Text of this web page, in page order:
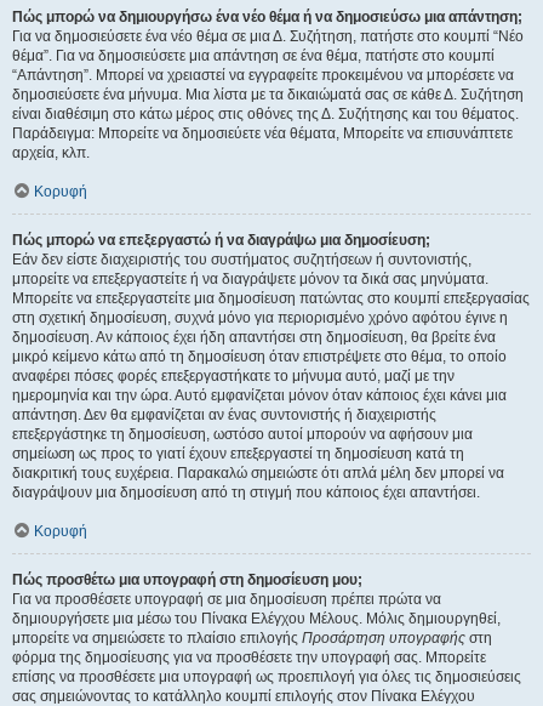
Πώς μπορώ να δημιουργήσω ένα νέο θέμα ή να δημοσιεύσω μια απάντηση;
Για να δημοσιεύσετε ένα νέο θέμα σε μια Δ. Συζήτηση, πατήστε στο κουμπί “Νέο
θέμα”. Για να δημοσιεύσετε μια απάντηση σε ένα θέμα, πατήστε στο κουμπί
“Απάντηση”. Μπορεί να χρειαστεί να εγγραφείτε προκειμένου να μπορέσετε να
δημοσιεύσετε ένα μήνυμα. Μια λίστα με τα δικαιώματά σας σε κάθε Δ. Συζήτηση
είναι διαθέσιμη στο κάτω μέρος στις οθόνες της Δ. Συζήτησης και του θέματος.
Παράδειγμα: Μπορείτε να δημοσιεύετε νέα θέματα, Μπορείτε να επισυνάπτετε
αρχεία, κλπ.
Κορυφή
Πώς μπορώ να επεξεργαστώ ή να διαγράψω μια δημοσίευση;
Εάν δεν είστε διαχειριστής του συστήματος συζητήσεων ή συντονιστής,
μπορείτε να επεξεργαστείτε ή να διαγράψετε μόνον τα δικά σας μηνύματα.
Μπορείτε να επεξεργαστείτε μια δημοσίευση πατώντας στο κουμπί επεξεργασίας
στη σχετική δημοσίευση, συχνά μόνο για περιορισμένο χρόνο αφότου έγινε η
δημοσίευση. Αν κάποιος έχει ήδη απαντήσει στη δημοσίευση, θα βρείτε ένα
μικρό κείμενο κάτω από τη δημοσίευση όταν επιστρέψετε στο θέμα, το οποίο
αναφέρει πόσες φορές επεξεργαστήκατε το μήνυμα αυτό, μαζί με την
ημερομηνία και την ώρα. Αυτό εμφανίζεται μόνον όταν κάποιος έχει κάνει μια
απάντηση. Δεν θα εμφανίζεται αν ένας συντονιστής ή διαχειριστής
επεξεργάστηκε τη δημοσίευση, ωστόσο αυτοί μπορούν να αφήσουν μια
σημείωση ως προς το γιατί έχουν επεξεργαστεί τη δημοσίευση κατά τη
διακριτική τους ευχέρεια. Παρακαλώ σημειώστε ότι απλά μέλη δεν μπορεί να
διαγράψουν μια δημοσίευση από τη στιγμή που κάποιος έχει απαντήσει.
Κορυφή
Πώς προσθέτω μια υπογραφή στη δημοσίευση μου;
Για να προσθέσετε υπογραφή σε μια δημοσίευση πρέπει πρώτα να
δημιουργήσετε μια μέσω του Πίνακα Ελέγχου Μέλους. Μόλις δημιουργηθεί,
μπορείτε να σημειώσετε το πλαίσιο επιλογής Προσάρτηση υπογραφής στη
φόρμα της δημοσίευσης για να προσθέσετε την υπογραφή σας. Μπορείτε
επίσης να προσθέσετε μια υπογραφή ως προεπιλογή για όλες τις δημοσιεύσεις
σας σημειώνοντας το κατάλληλο κουμπί επιλογής στον Πίνακα Ελέγχου